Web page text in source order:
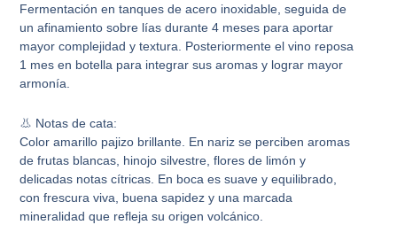
Fermentación en tanques de acero inoxidable, seguida de
un afinamiento sobre lías durante 4 meses para aportar
mayor complejidad y textura. Posteriormente el vino reposa
1 mes en botella para integrar sus aromas y lograr mayor
armonía.
👃 Notas de cata:
Color amarillo pajizo brillante. En nariz se perciben aromas
de frutas blancas, hinojo silvestre, flores de limón y
delicadas notas cítricas. En boca es suave y equilibrado,
con frescura viva, buena sapidez y una marcada
mineralidad que refleja su origen volcánico.